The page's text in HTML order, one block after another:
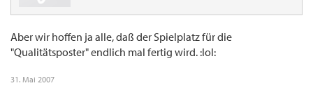
Aber wir hoffen ja alle, daß der Spielplatz für die
"Qualitätsposter" endlich mal fertig wird. :lol:
31. Mai 2007